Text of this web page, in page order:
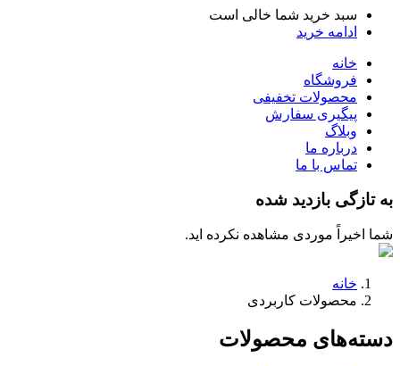
سبد خرید شما خالی است
ادامه خرید
خانه
فروشگاه
محصولات تخفیفی
پیگیری سفارش
وبلاگ
درباره ما
تماس با ما
به تازگی بازدید شده
شما اخیراً موردی مشاهده نکرده اید.
خانه
محصولات کاربردی
دسته‌های محصولات